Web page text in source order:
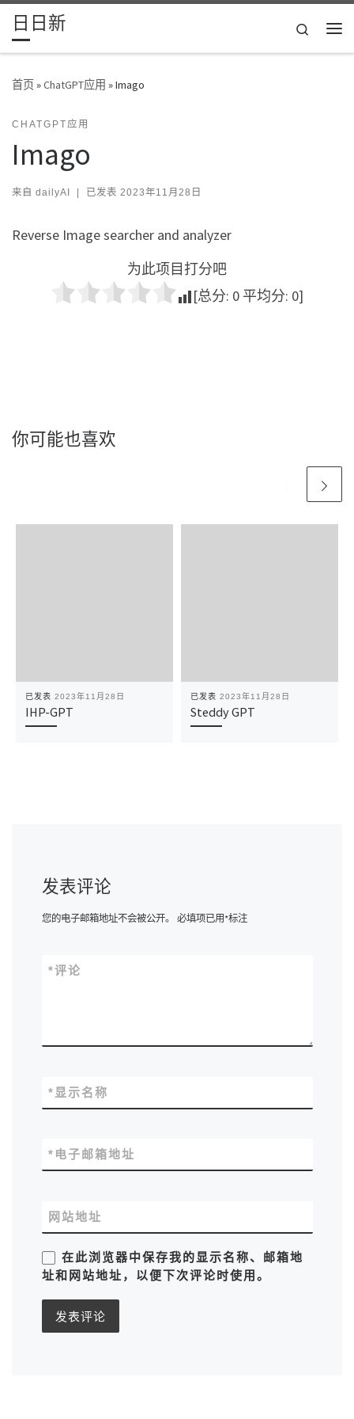
Skip to content
日日新
Search
首页»ChatGPT应用 »Imago
CHATGPT应用
Imago
来自 dailyAI | 已发表 2023年11月28日
Reverse Image searcher and analyzer
为此项目打分吧
[总分: 0 平均分: 0]
你可能也喜欢
已发表 2023年11月28日
IHP-GPT
已发表 2023年11月28日
Steddy GPT
发表评论
您的电子邮箱地址不会被公开。 必填项已用*标注
评论
*
显示名称
*
电子邮箱地址
*
网站地址
在此浏览器中保存我的显示名称、邮箱地
址和网站地址，以便下次评论时使用。